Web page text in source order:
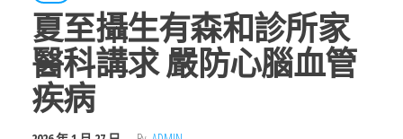
夏至攝生有森和診所家
醫科講求 嚴防心腦血管
疾病